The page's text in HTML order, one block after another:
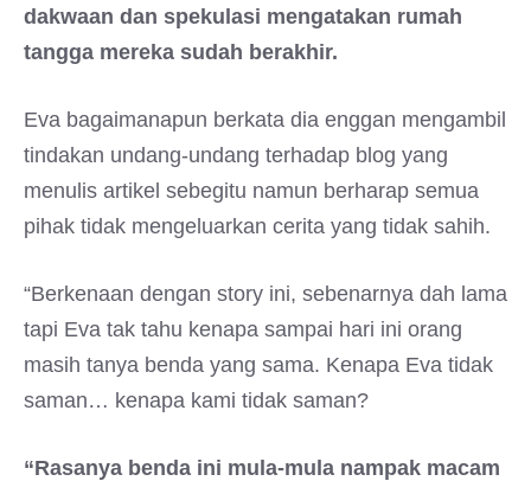
dakwaan dan spekulasi mengatakan rumah
tangga mereka sudah berakhir.
Eva bagaimanapun berkata dia enggan mengambil
tindakan undang-undang terhadap blog yang
menulis artikel sebegitu namun berharap semua
pihak tidak mengeluarkan cerita yang tidak sahih.
“Berkenaan dengan story ini, sebenarnya dah lama
tapi Eva tak tahu kenapa sampai hari ini orang
masih tanya benda yang sama. Kenapa Eva tidak
saman… kenapa kami tidak saman?
“Rasanya benda ini mula-mula nampak macam